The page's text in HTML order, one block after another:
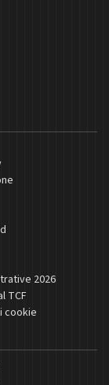
2026
TCF
cookie